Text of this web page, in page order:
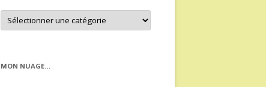
Retrouver
les
articles
MON NUAGE…